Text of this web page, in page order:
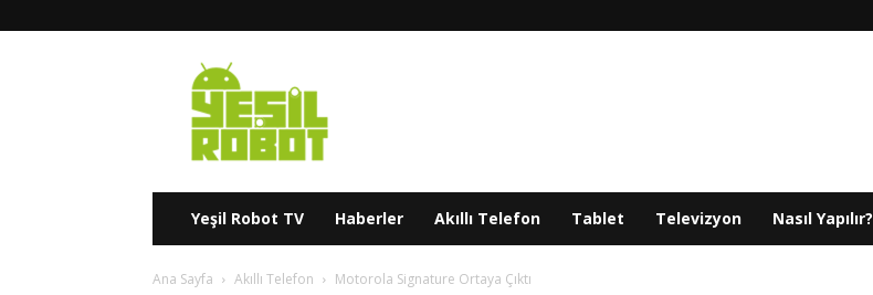
Yeşil
Robot
Yeşil Robot TV Haberler Akıllı Telefon Tablet Televizyon Nasıl Yapılır?
Ana Sayfa Akıllı Telefon Motorola Signature Ortaya Çıktı